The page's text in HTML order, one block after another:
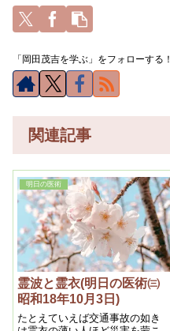
「岡田茂吉を学ぶ」をフォローする！
関連記事
明日の医術
霊波と霊衣(明日の医術㈢
昭和18年10月3日)
たとえていえば交通事故の如き